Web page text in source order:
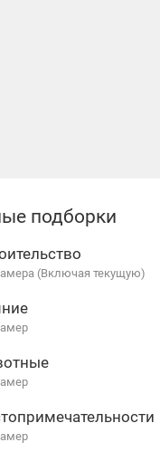
подборки
(Включая текущую)